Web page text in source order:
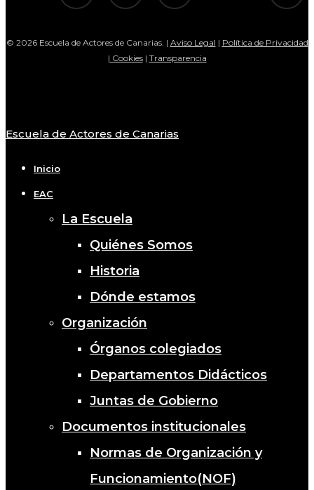
© 2026 Escuela de Actores de Canarias. | Aviso Legal | Política de Privacidad
| Cookies| Transparencia
Close
Escuela de Actores de Canarias
Inicio
EAC
La Escuela
Quiénes Somos
Historia
Dónde estamos
Organización
Órganos colegiados
Departamentos Didácticos
Juntas de Gobierno
Documentos institucionales
Normas de Organización y
Funcionamiento(NOF)